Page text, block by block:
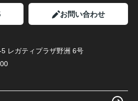
お問い合わせ
レガティプラザ野洲 6号